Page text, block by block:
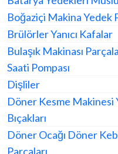
Boğaziçi Makina Yedek
Brülörler Yanıcı Kafalar
Bulaşık Makinası
Saati Pompası
Dişliler
Döner Kesme Makinesi
Bıçakları
Döner Ocağı Döner
Parçaları